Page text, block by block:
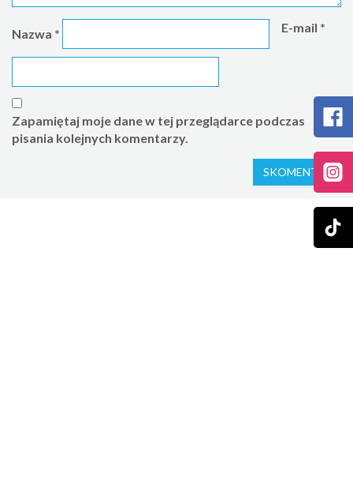
Nazwa * E-mail *
Zapamiętaj moje dane w tej przeglądarce podczas
pisania kolejnych komentarzy.